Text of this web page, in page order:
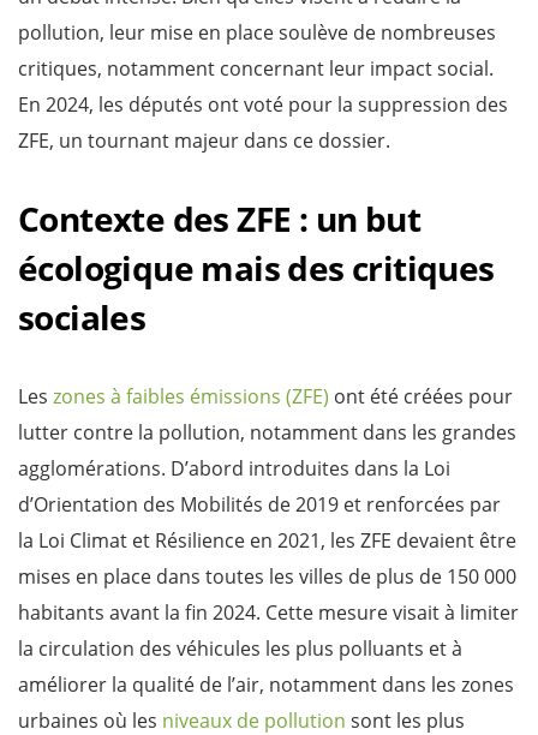
pollution, leur mise en place soulève de nombreuses
critiques, notamment concernant leur impact social.
En 2024, les députés ont voté pour la suppression des
ZFE, un tournant majeur dans ce dossier.
Contexte des ZFE : un but
écologique mais des critiques
sociales
Les zones à faibles émissions (ZFE) ont été créées pour
lutter contre la pollution, notamment dans les grandes
agglomérations. D’abord introduites dans la Loi
d’Orientation des Mobilités de 2019 et renforcées par
la Loi Climat et Résilience en 2021, les ZFE devaient être
mises en place dans toutes les villes de plus de 150 000
habitants avant la fin 2024. Cette mesure visait à limiter
la circulation des véhicules les plus polluants et à
améliorer la qualité de l’air, notamment dans les zones
urbaines où les niveaux de pollution sont les plus